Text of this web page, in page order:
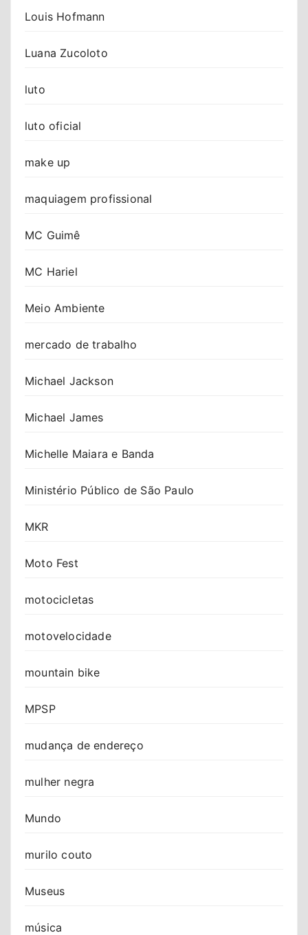
Louis Hofmann
Luana Zucoloto
luto
luto oficial
make up
maquiagem profissional
MC Guimê
MC Hariel
Meio Ambiente
mercado de trabalho
Michael Jackson
Michael James
Michelle Maiara e Banda
Ministério Público de São Paulo
MKR
Moto Fest
motocicletas
motovelocidade
mountain bike
MPSP
mudança de endereço
mulher negra
Mundo
murilo couto
Museus
música